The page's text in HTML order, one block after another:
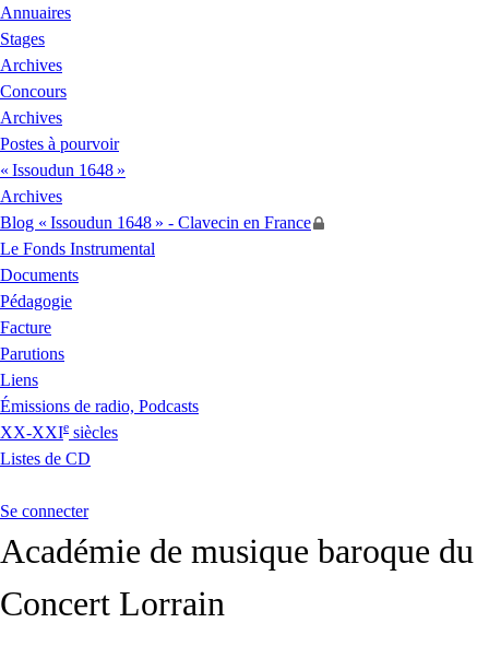
Annuaires
Stages
Archives
Concours
Archives
Postes à pourvoir
« Issoudun 1648 »
Archives
Blog « Issoudun 1648 » - Clavecin en France
Le Fonds Instrumental
Documents
Pédagogie
Facture
Parutions
Liens
Émissions de radio, Podcasts
XX-XXIe siècles
Listes de CD
Se connecter
Académie de musique baroque du
Concert Lorrain